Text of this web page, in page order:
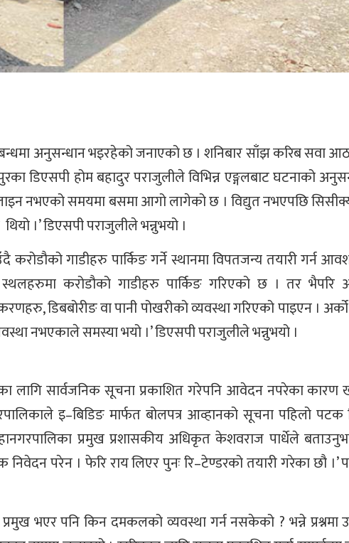
अनुसन्धान भइरहेको जनाएको छ । शनिबार साँझ करिब सवा
डिएसपी होम बहादुर पराजुलीले विभिन्न एङ्गलबाट घटनाको
लाइन नभएको समयमा बसमा आगो लागेको छ । विद्युत नभएपछि
।’ डिएसपी पराजुलीले भन्नुभयो ।
गाडीहरु पार्किङ गर्ने स्थानमा विपतजन्य तयारी गर्न
करोडौको गाडीहरु पार्किङ गरिएको छ । तर
डिबबोरीङ वा पानी पोखरीको व्यवस्था गरिएको पाइएन ।
नभएकाले समस्या भयो ।’ डिएसपी पराजुलीले भन्नुभयो ।
सार्वजनिक सूचना प्रकाशित गरेपनि आवेदन नपरेका कारण
इ–बिडिङ मार्फत बोलपत्र आव्हानको सूचना पहिलो पटक
प्रमुख प्रशासकीय अधिकृत केशवराज पार्धेले
परेन । फेरि राय लिएर पुनः रि–टेण्डरको तयारी गरेका छौ ।’
भएर पनि किन दमकलको व्यवस्था गर्न नसकेको ? भन्ने प्रश्नमा